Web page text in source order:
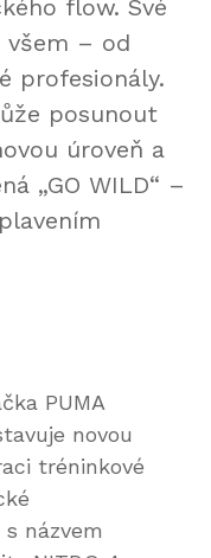
flow. Své
všem – od
profesionály.
posunout
úroveň a
„GO WILD“ –